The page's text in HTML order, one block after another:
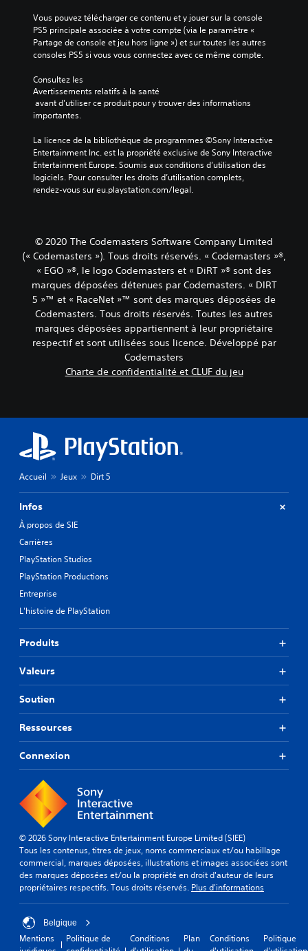
Vous pouvez télécharger ce contenu et y jouer sur la console
PS5 principale associée à votre compte (via le paramètre «
Partage de console et jeu hors ligne ») et sur toutes les autres
consoles PS5 si vous vous connectez avec ce même compte.
Consultez les
Avertissements relatifs à la santé
importantes.
La licence de la bibliothèque de programmes ©Sony Interactive
Entertainment Inc. est la propriété exclusive de Sony Interactive
Entertainment Europe. Soumis aux conditions d’utilisation des
logiciels. Pour consulter les droits d’utilisation complets,
rendez-vous sur eu.playstation.com/legal.
© 2020 The Codemasters Software Company Limited
(« Codemasters »). Tous droits réservés. « Codemasters »®,
« EGO »®, le logo Codemasters et « DiRT »® sont des
marques déposées détenues par Codemasters. « DIRT
5 »™ et « RaceNet »™ sont des marques déposées de
Codemasters. Tous droits réservés. Toutes les autres
marques déposées appartiennent à leur propriétaire
respectif et sont utilisées sous licence. Développé par
Codemasters
Charte de confidentialité et CLUF du jeu
Accueil Jeux Dirt 5
Infos
À propos de SIE
Carrières
PlayStation Studios
PlayStation Productions
Entreprise
L'histoire de PlayStation
Produits
Valeurs
Soutien
Ressources
Connexion
© 2026 Sony Interactive Entertainment Europe Limited (SIEE)
Tous les contenus, titres de jeux, noms commerciaux et/ou habillage
commercial, marques déposées, illustrations et images associées sont
des marques déposées et/ou la propriété en droit d'auteur de leurs
propriétaires respectifs. Tous droits réservés. Plus d'informations
Belgique
Mentions
Politique de
Conditions
Plan
Conditions
Politique